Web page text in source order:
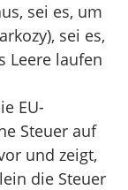
sei es, um
sei es,
Leere laufen
EU-
Steuer auf
und zeigt,
die Steuer